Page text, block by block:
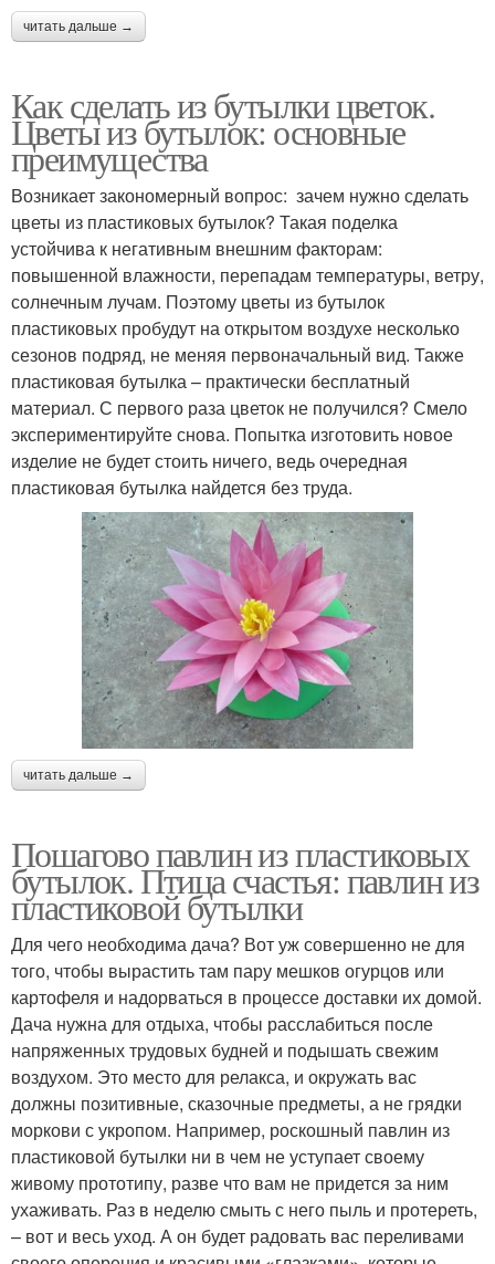
читать дальше →
Как сделать из бутылки цветок.
Цветы из бутылок: основные
преимущества
Возникает закономерный вопрос: зачем нужно сделать
цветы из пластиковых бутылок? Такая поделка
устойчива к негативным внешним факторам:
повышенной влажности, перепадам температуры, ветру,
солнечным лучам. Поэтому цветы из бутылок
пластиковых пробудут на открытом воздухе несколько
сезонов подряд, не меняя первоначальный вид. Также
пластиковая бутылка – практически бесплатный
материал. С первого раза цветок не получился? Смело
экспериментируйте снова. Попытка изготовить новое
изделие не будет стоить ничего, ведь очередная
пластиковая бутылка найдется без труда.
читать дальше →
Пошагово павлин из пластиковых
бутылок. Птица счастья: павлин из
пластиковой бутылки
Для чего необходима дача? Вот уж совершенно не для
того, чтобы вырастить там пару мешков огурцов или
картофеля и надорваться в процессе доставки их домой.
Дача нужна для отдыха, чтобы расслабиться после
напряженных трудовых будней и подышать свежим
воздухом. Это место для релакса, и окружать вас
должны позитивные, сказочные предметы, а не грядки
моркови с укропом. Например, роскошный павлин из
пластиковой бутылки ни в чем не уступает своему
живому прототипу, разве что вам не придется за ним
ухаживать. Раз в неделю смыть с него пыль и протереть,
– вот и весь уход. А он будет радовать вас переливами